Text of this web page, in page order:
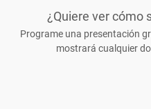
¿Quiere ver cómo
Programe una presentación
mostrará cualquier